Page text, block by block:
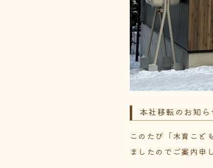
本社移転のお知ら
このたび「木育こど
ましたのでご案内申